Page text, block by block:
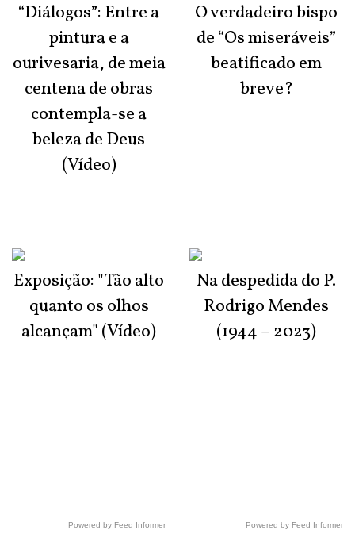
“Diálogos”: Entre a
pintura e a
ourivesaria, de meia
centena de obras
contempla-se a
beleza de Deus
(Vídeo)
Exposição: "Tão alto
quanto os olhos
alcançam" (Vídeo)
Powered by Feed Informer
O verdadeiro bispo
de “Os miseráveis”
beatificado em
breve?
Na despedida do P.
Rodrigo Mendes
(1944 – 2023)
Powered by Feed Informer